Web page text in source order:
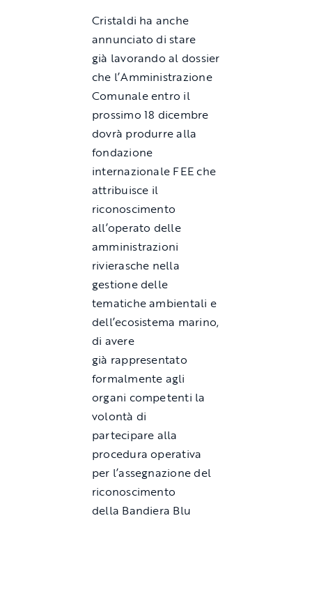
Cristaldi ha anche
annunciato di stare
già lavorando al dossier
che l’Amministrazione
Comunale entro il
prossimo 18 dicembre
dovrà produrre alla
fondazione
internazionale FEE che
attribuisce il
riconoscimento
all’operato delle
amministrazioni
rivierasche nella
gestione delle
tematiche ambientali e
dell’ecosistema marino,
di avere
già rappresentato
formalmente agli
organi competenti la
volontà di
partecipare alla
procedura operativa
per l’assegnazione del
riconoscimento
della Bandiera Blu